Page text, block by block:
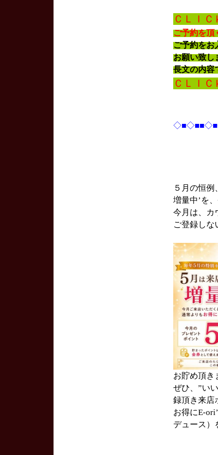
ＣＬＩＣ
ご予約を頂
ご予約を
お願い致し
長文の内容
ＣＬＩＣ
５月の恒
増量中’を
今月は、カ
ご登録しな
お貯め頂き
ぜひ、”い
録頂き来店
お得にE-
デュース）